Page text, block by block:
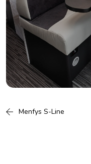
Menfys S-Line